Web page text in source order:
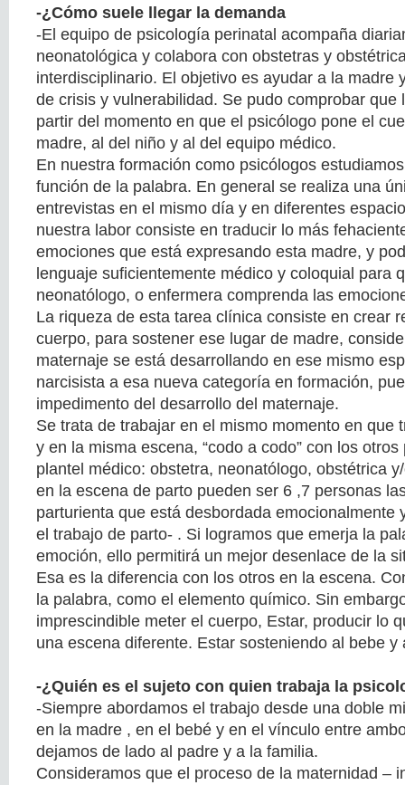
-¿Cómo suele llegar la demanda
-El equipo de psicología perinatal acompaña
neonatológica y colabora con obstetras y
interdisciplinario. El objetivo es ayudar a la madre
de crisis y vulnerabilidad. Se pudo comprobar que
partir del momento en que el psicólogo pone el
madre, al del niño y al del equipo médico.
En nuestra formación como psicólogos
función de la palabra. En general se realiza una
entrevistas en el mismo día y en diferentes
nuestra labor consiste en traducir lo más
emociones que está expresando esta madre, y
lenguaje suficientemente médico y coloquial para
neonatólogo, o enfermera comprenda las
La riqueza de esta tarea clínica consiste en crear
cuerpo, para sostener ese lugar de madre,
maternaje se está desarrollando en ese mismo
narcisista a esa nueva categoría en formación,
impedimento del desarrollo del maternaje.
Se trata de trabajar en el mismo momento en que
y en la misma escena, “codo a codo” con los
plantel médico: obstetra, neonatólogo, obstétrica
en la escena de parto pueden ser 6 ,7 personas
parturienta que está desbordada emocionalmente
el trabajo de parto- . Si logramos que emerja la
emoción, ello permitirá un mejor desenlace de la
Esa es la diferencia con los otros en la escena.
la palabra, como el elemento químico. Sin
imprescindible meter el cuerpo, Estar, producir lo
una escena diferente. Estar sosteniendo al bebe y
-¿Quién es el sujeto con quien trabaja la
-Siempre abordamos el trabajo desde una doble
en la madre , en el bebé y en el vínculo entre
dejamos de lado al padre y a la familia.
Consideramos que el proceso de la maternidad –